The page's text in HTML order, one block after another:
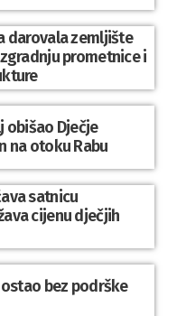
darovala zemljište
prometnice i
obišao Dječje
na otoku Rabu
satnicu
cijenu dječjih
bez podrške